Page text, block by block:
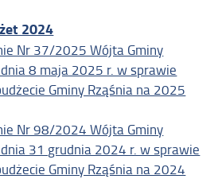
2024
Nr 37/2025 Wójta Gminy
8 maja 2025 r. w sprawie
Gminy Rząśnia na 2025
Nr 98/2024 Wójta Gminy
31 grudnia 2024 r. w sprawie
Gminy Rząśnia na 2024